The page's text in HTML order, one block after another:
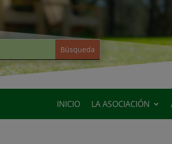
INICIO LA ASOCIACIÓN